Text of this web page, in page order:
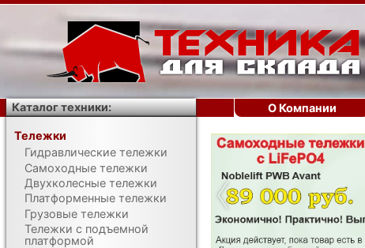
‹
О Компании
Каталог техники:
Тележки
Гидравлические тележки
Самоходные тележки
Двухколесные тележки
Платформенные тележки
Грузовые тележки
Тележки с подъемной
платформой